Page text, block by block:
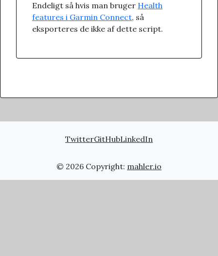
Endeligt så hvis man bruger Health
features i Garmin Connect, så
eksporteres de ikke af dette script.
TwitterGitHubLinkedIn
© 2026 Copyright: mahler.io